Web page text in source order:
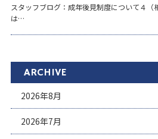
スタッフブログ：成年後見制度について４
は…
ARCHIVE
2026年8月
2026年7月